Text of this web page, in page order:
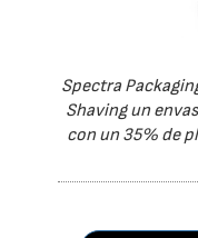
Spectra
Shaving un
con un 35% de